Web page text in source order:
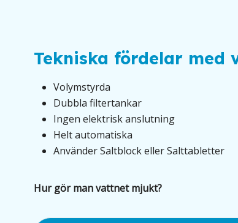
Tekniska fördelar med
Volymstyrda
Dubbla filtertankar
Ingen elektrisk anslutning
Helt automatiska
Använder Saltblock eller Salttabletter
Hur gör man vattnet mjukt?